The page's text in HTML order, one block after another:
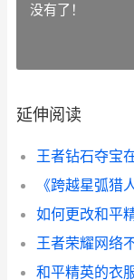
没有了！
延伸阅读
王者钻石夺宝
如何更改和平
王者荣耀网络
和平精英的衣